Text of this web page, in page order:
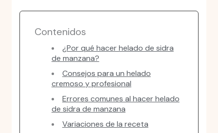
Contenidos
¿Por qué hacer helado de sidra
de manzana?
Consejos para un helado
cremoso y profesional
Errores comunes al hacer helado
de sidra de manzana
Variaciones de la receta